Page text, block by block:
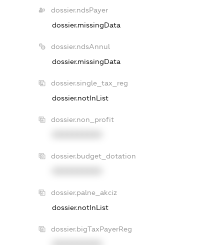
dossier.ndsPayer
dossier.missingData
dossier.ndsAnnul
dossier.missingData
dossier.single_tax_reg
dossier.notInList
dossier.non_profit
dossier.budget_dotation
dossier.palne_akciz
dossier.notInList
dossier.bigTaxPayerReg